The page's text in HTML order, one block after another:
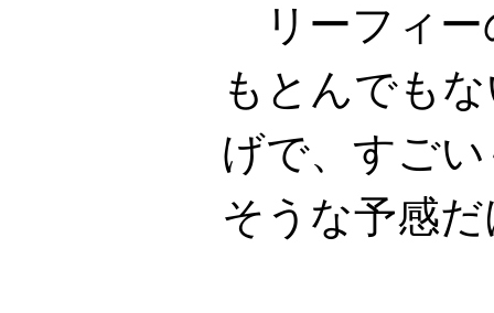
リーフィー
もとんでも
げで、すご
そうな予感